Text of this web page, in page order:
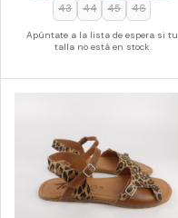
43
44 45 46
Apúntate a la lista de espera si tu
talla no está en stock